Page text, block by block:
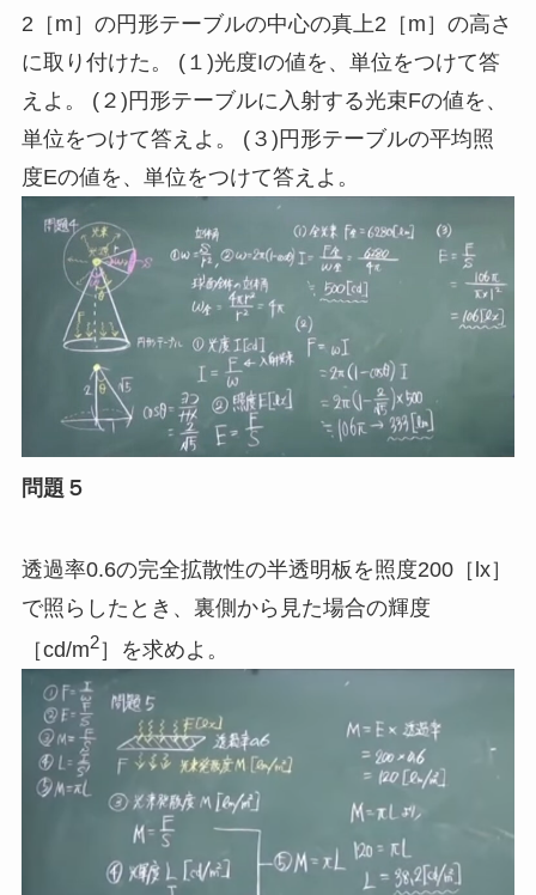
2［m］の円形テーブルの中心の真上2［m］の高さ
に取り付けた。 (１ )光度Iの値を、単位をつけて答
えよ。 (２ )円形テーブルに入射する光束Fの値を、
単位をつけて答えよ。 (３ )円形テーブルの平均照
度Eの値を、単位をつけて答えよ。
問題５
透過率0.6の完全拡散性の半透明板を照度200［ lx］
で照らしたとき、裏側から見た場合の輝度
［cd/m2］を求めよ。